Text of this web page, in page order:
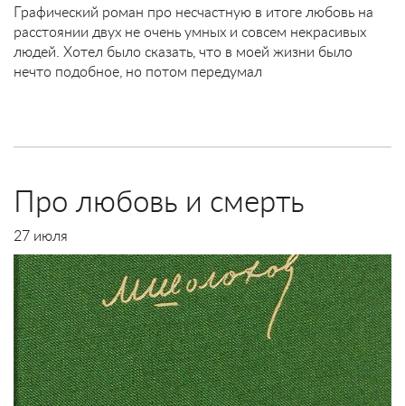
Графический роман про несчастную в итоге любовь на
расстоянии двух не очень умных и совсем некрасивых
людей. Хотел было сказать, что в моей жизни было
нечто подобное, но потом передумал
Про любовь и смерть
27 июля